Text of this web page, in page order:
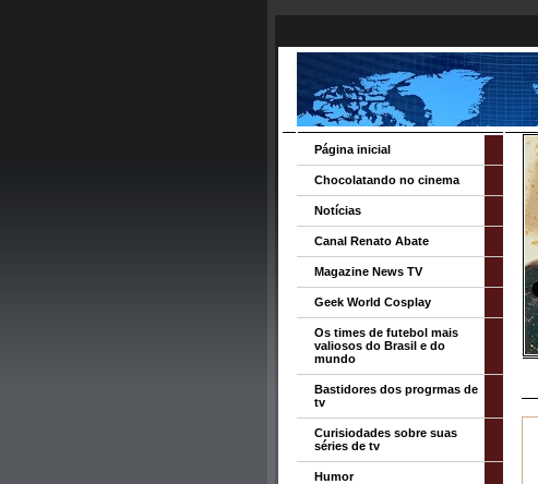
Página inicial
Chocolatando no cinema
Notícias
Canal Renato Abate
Magazine News TV
Geek World Cosplay
Os times de futebol mais
valiosos do Brasil e do
mundo
Bastidores dos progrmas de
tv
Curisiodades sobre suas
séries de tv
Humor